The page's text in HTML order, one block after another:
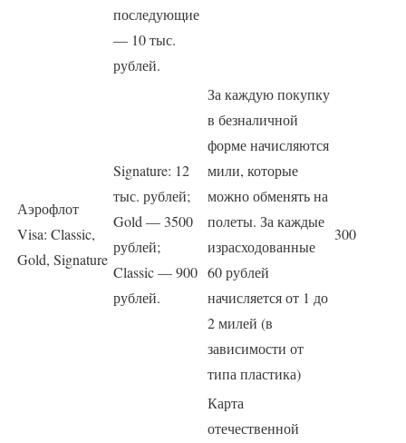
последующие
— 10 тыс.
рублей.
Аэрофлот
Visa: Classic,
Gold, Signature
Signature: 12
тыс. рублей;
Gold — 3500
рублей;
Classic — 900
рублей.
За каждую покупку
в безналичной
форме начисляются
мили, которые
можно обменять на
полеты. За каждые
израсходованные
60 рублей
начисляется от 1 до
2 милей (в
зависимости от
типа пластика)
300
Карта
отечественной